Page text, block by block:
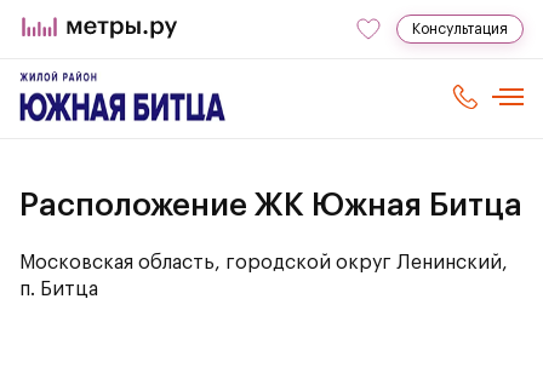
Консультация
Расположение ЖК Южная Битца
Московская область, городской округ Ленинский,
п. Битца